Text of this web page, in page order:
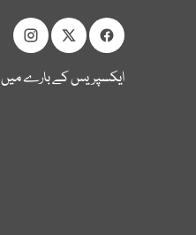
ایکسپریس کے بارے میں